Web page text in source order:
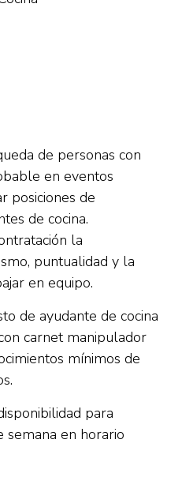
de personas con
en eventos
posiciones de
de cocina.
la
puntualidad y la
en equipo.
de ayudante de cocina
carnet manipulador
mínimos de
para
semana en horario